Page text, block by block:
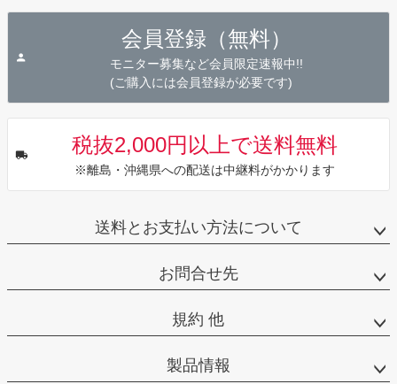
会員登録（無料）
モニター募集など会員限定速報中!!
(ご購入には会員登録が必要です)
税抜2,000円以上で送料無料
※離島・沖縄県への配送は中継料がかかります
送料とお支払い方法について
お問合せ先
規約 他
製品情報